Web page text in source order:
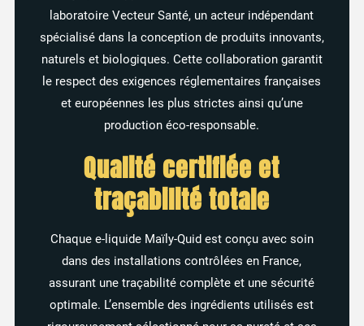
laboratoire Vecteur Santé, un acteur indépendant
spécialisé dans la conception de produits innovants,
naturels et biologiques. Cette collaboration garantit
le respect des exigences réglementaires françaises
et européennes les plus strictes ainsi qu’une
production éco-responsable.
Qualité certifiée et
traçabilité totale
Chaque e-liquide Maïly-Quid est conçu avec soin
dans des installations contrôlées en France,
assurant une traçabilité complète et une sécurité
optimale. L’ensemble des ingrédients utilisés est